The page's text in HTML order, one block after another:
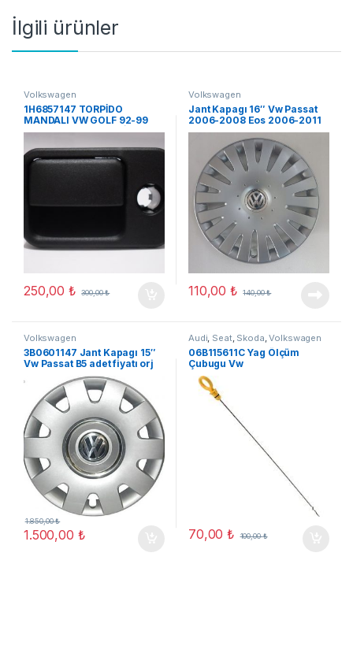
İlgili ürünler
Volkswagen
1H6857147 TORPİDO
MANDALI VW GOLF 92-99
VW VENTO ORJ YENİ
250,00₺ 300,00₺
Volkswagen
Jant Kapagı 16″ Vw Passat
2006-2008 Eos 2006-2011
(A03)
110,00₺ 140,00₺
Volkswagen
3B0601147 Jant Kapagı 15″
Vw Passat B5 adet fiyatı orj
1.500,00 ₺
1.850,00₺
Audi, Seat, Skoda,Volkswagen
06B115611C Yag Ölçüm
Çubugu Vw
Golf/Jetta/Passat
70,00₺ 100,00₺